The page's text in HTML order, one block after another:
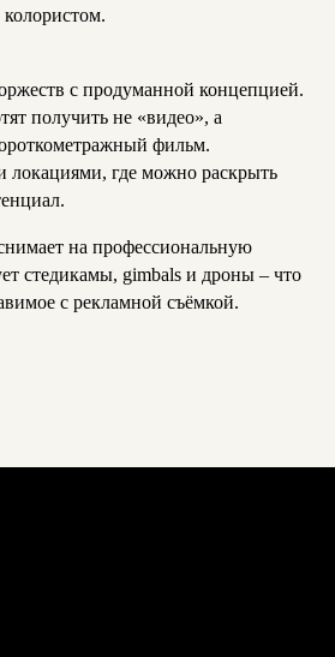
с продуманной концепцией.
получить не «видео», а
фильм.
локациями, где можно раскрыть
на профессиональную
стедикамы, gimbals и дроны – что
с рекламной съёмкой.